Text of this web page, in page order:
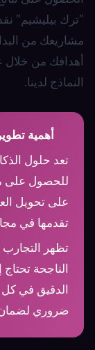
"ترك بيليشيم"
مشاريعك من
أهدافك من خلال
النماذج لدينا.
أهمية
تعد حلول
للحصول على
على تحويل
تقدمها في
تظهر التجارب
الناجحة
الدقيق في
ضروري لضمان